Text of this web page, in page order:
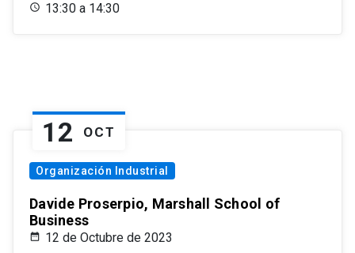
13:30 a 14:30
12 OCT
Organización Industrial
Davide Proserpio, Marshall School of
Business
12 de Octubre de 2023